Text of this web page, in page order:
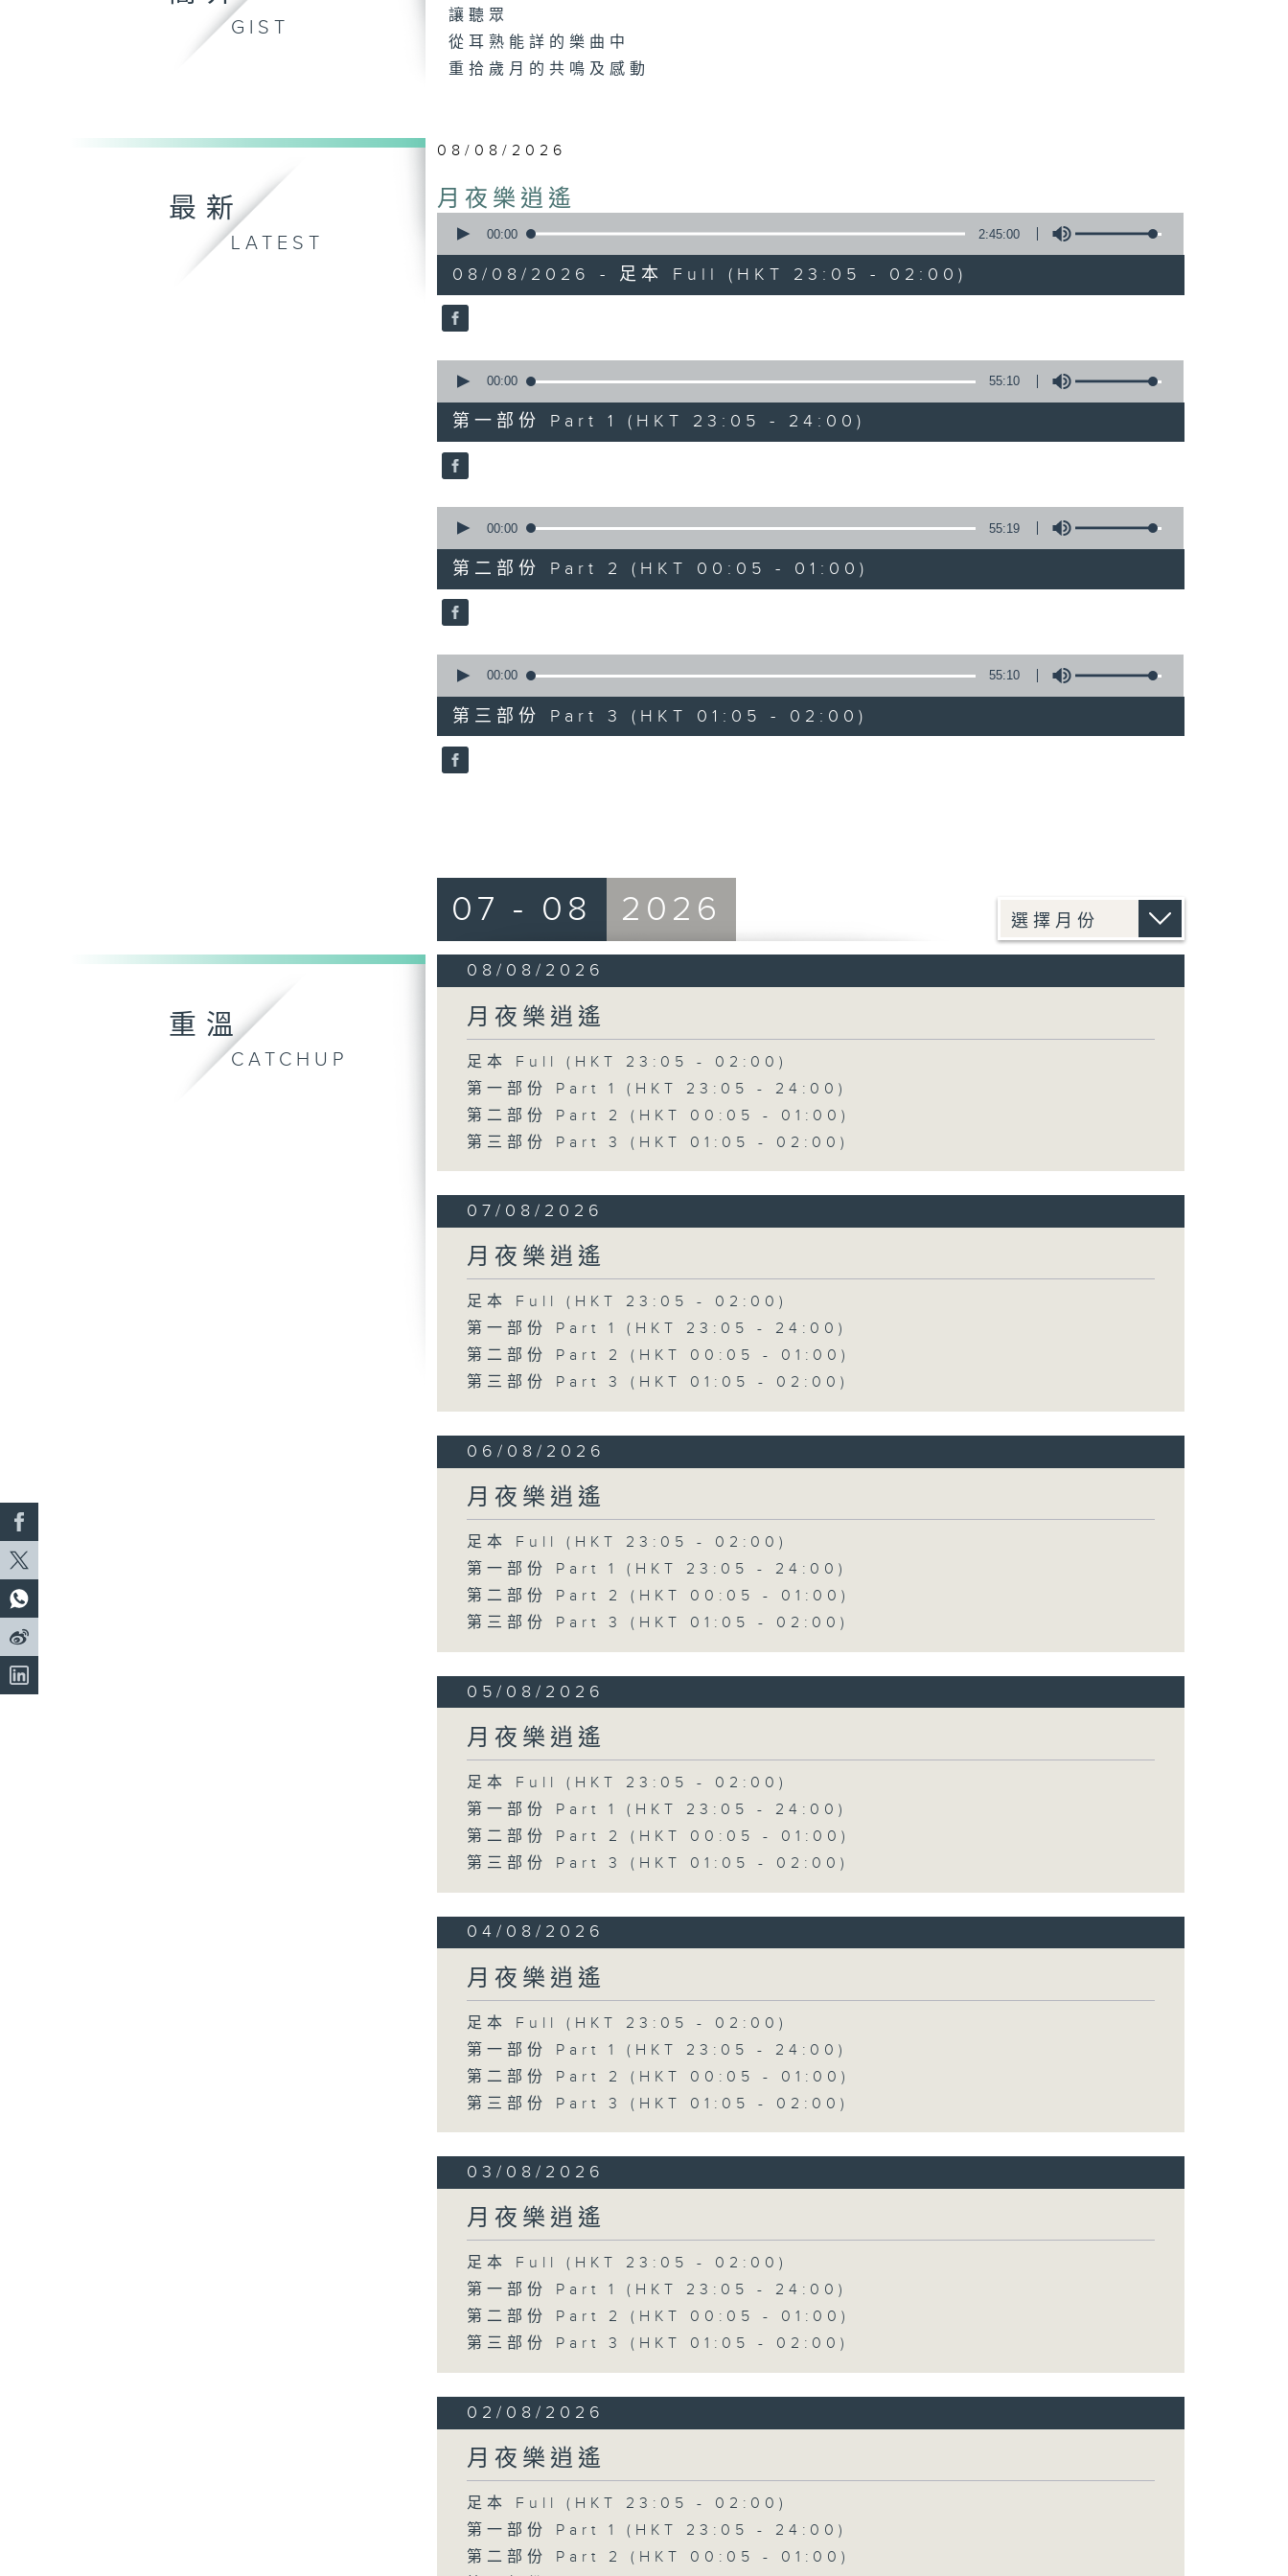
GIST
讓聽眾
從耳熟能詳的樂曲中
重拾歲月的共鳴及感動
最新
LATEST
08/08/2026
月夜樂逍遙
seconds
hours,
45
minutes,
0
90%
00:00 2:45:00
08/08/2026 - 足本 Full (HKT 23:05 - 02:00)
seconds
55
minutes,
10
seconds
90%
00:00 55:10
第一部份 Part 1 (HKT 23:05 - 24:00)
seconds
55
minutes,
19
seconds
90%
00:00 55:19
第二部份 Part 2 (HKT 00:05 - 01:00)
seconds
55
minutes,
10
seconds
90%
00:00 55:10
第三部份 Part 3 (HKT 01:05 - 02:00)
重溫
CATCHUP
07 - 08 2026
08/08/2026
月夜樂逍遙
足本 Full (HKT 23:05 - 02:00)
第一部份 Part 1 (HKT 23:05 - 24:00)
第二部份 Part 2 (HKT 00:05 - 01:00)
第三部份 Part 3 (HKT 01:05 - 02:00)
07/08/2026
月夜樂逍遙
足本 Full (HKT 23:05 - 02:00)
第一部份 Part 1 (HKT 23:05 - 24:00)
第二部份 Part 2 (HKT 00:05 - 01:00)
第三部份 Part 3 (HKT 01:05 - 02:00)
06/08/2026
月夜樂逍遙
足本 Full (HKT 23:05 - 02:00)
第一部份 Part 1 (HKT 23:05 - 24:00)
第二部份 Part 2 (HKT 00:05 - 01:00)
第三部份 Part 3 (HKT 01:05 - 02:00)
05/08/2026
月夜樂逍遙
足本 Full (HKT 23:05 - 02:00)
第一部份 Part 1 (HKT 23:05 - 24:00)
第二部份 Part 2 (HKT 00:05 - 01:00)
第三部份 Part 3 (HKT 01:05 - 02:00)
04/08/2026
月夜樂逍遙
足本 Full (HKT 23:05 - 02:00)
第一部份 Part 1 (HKT 23:05 - 24:00)
第二部份 Part 2 (HKT 00:05 - 01:00)
第三部份 Part 3 (HKT 01:05 - 02:00)
03/08/2026
月夜樂逍遙
足本 Full (HKT 23:05 - 02:00)
第一部份 Part 1 (HKT 23:05 - 24:00)
第二部份 Part 2 (HKT 00:05 - 01:00)
第三部份 Part 3 (HKT 01:05 - 02:00)
02/08/2026
月夜樂逍遙
足本 Full (HKT 23:05 - 02:00)
第一部份 Part 1 (HKT 23:05 - 24:00)
第二部份 Part 2 (HKT 00:05 - 01:00)